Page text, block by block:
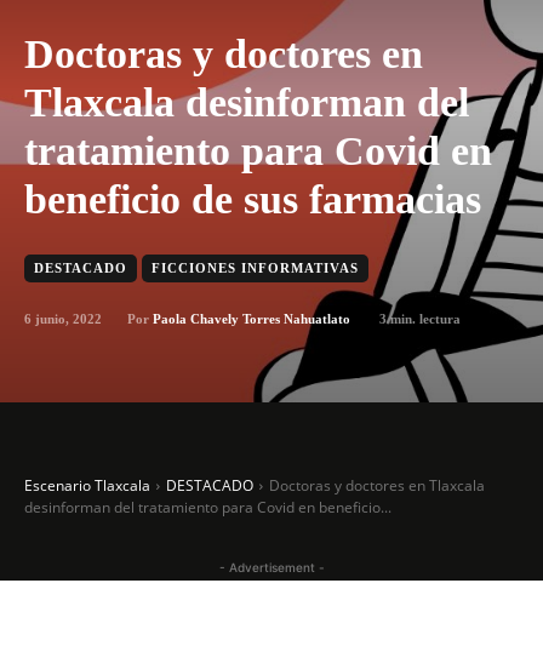
Doctoras y doctores en
Tlaxcala desinforman del
tratamiento para Covid en
beneficio de sus farmacias
DESTACADO FICCIONES INFORMATIVAS
6 junio, 2022 Por Paola Chavely Torres Nahuatlato 3min. lectura
Escenario Tlaxcala DESTACADO
Doctoras y doctores en Tlaxcala
desinforman del tratamiento para Covid en beneficio...
- Advertisement -